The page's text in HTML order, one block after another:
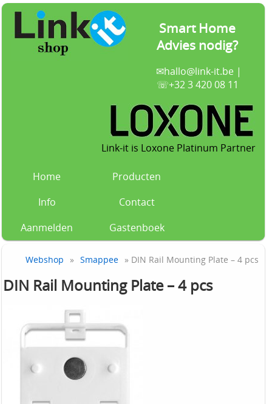
Smart Home
Advies nodig?
✉hallo@link-it.be|
☏+32 3 420 08 11
Link-it is Loxone Platinum Partner
Home
Producten
Info
Contact
Aanmelden
Gastenboek
Webshop » Smappee » DIN Rail Mounting Plate – 4 pcs
DIN Rail Mounting Plate – 4 pcs